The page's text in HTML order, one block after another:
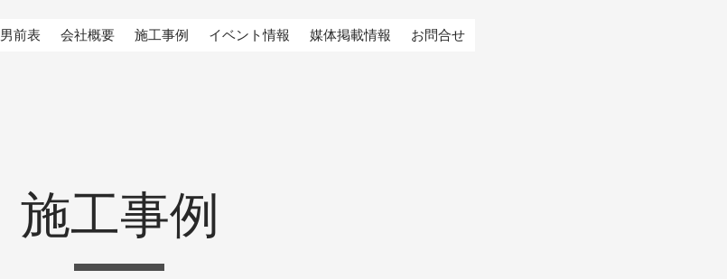
男前表 会社概要 施工事例 イベント情報 媒体掲載情報 お問合せ
施工事例